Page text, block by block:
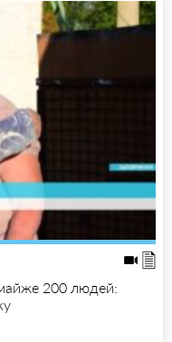
200 людей: